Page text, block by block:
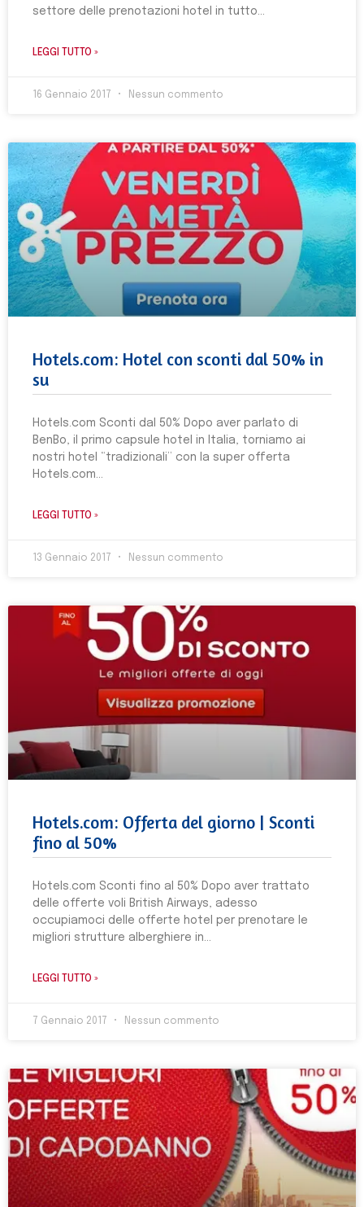
settore delle prenotazioni hotel in tutto
LEGGI TUTTO »
16 Gennaio 2017 Nessun commento
Hotels.com: Hotel con sconti dal 50% in
su
Hotels.com Sconti dal 50% Dopo aver parlato di
BenBo, il primo capsule hotel in Italia, torniamo ai
nostri hotel “tradizionali” con la super offerta
Hotels.com
LEGGI TUTTO »
13 Gennaio 2017 Nessun commento
Hotels.com: Offerta del giorno | Sconti
fino al 50%
Hotels.com Sconti fino al 50% Dopo aver trattato
delle offerte voli British Airways, adesso
occupiamoci delle offerte hotel per prenotare le
migliori strutture alberghiere in
LEGGI TUTTO »
7 Gennaio 2017 Nessun commento